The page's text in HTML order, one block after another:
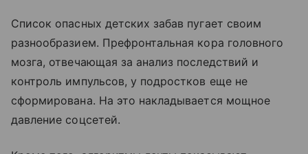
Список опасных детских забав пугает своим
разнообразием. Префронтальная кора головного
мозга, отвечающая за анализ последствий и
контроль импульсов, у подростков еще не
сформирована. На это накладывается мощное
давление соцсетей.